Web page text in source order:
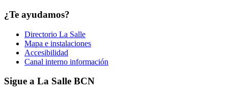
¿Te ayudamos?
Directorio La Salle
Mapa e instalaciones
Accesibilidad
Canal interno información
Sigue a La Salle BCN